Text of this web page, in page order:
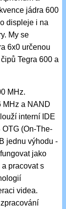
jádra 600
displeje i na
My se
6x0 určenou
Tegra 600 a
MHz.
MHz a NAND
interní IDE
(On-The-
jednu výhodu -
jako
pracovat s
videa.